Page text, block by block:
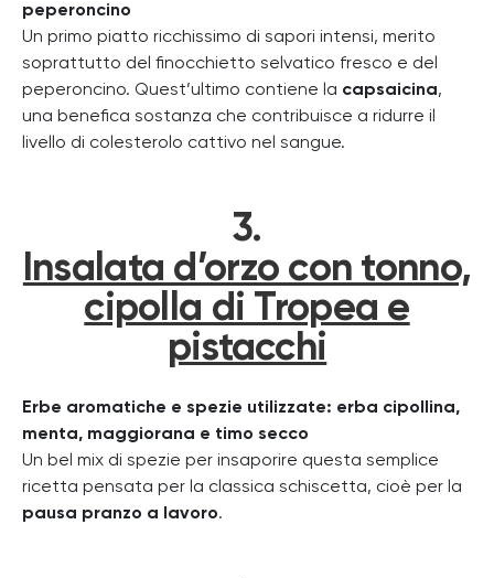
peperoncino
Un primo piatto ricchissimo di sapori intensi, merito
soprattutto del finocchietto selvatico fresco e del
peperoncino. Quest’ultimo contiene la capsaicina,
una benefica sostanza che contribuisce a ridurre il
livello di colesterolo cattivo nel sangue.
3.
Insalata d’orzo con tonno,
cipolla di Tropea e
pistacchi
Erbe aromatiche e spezie utilizzate: erba cipollina,
menta, maggiorana e timo secco
Un bel mix di spezie per insaporire questa semplice
ricetta pensata per la classica schiscetta, cioè per la
pausa pranzo a lavoro.